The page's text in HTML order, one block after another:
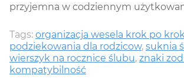
przyjemna w codziennym
Tags: organizacja wesela krok po
podziekowania dla rodzicow, suknia
wierszyk na rocznice ślubu, znaki
kompatybilność